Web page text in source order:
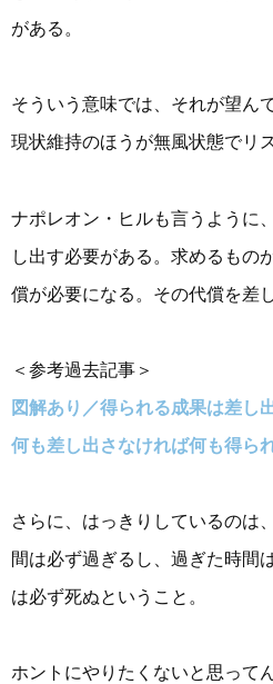
がある。
そういう意味では、それが望ん
現状維持のほうが無風状態でリ
ナポレオン・ヒルも言うように
し出す必要がある。求めるもの
償が必要になる。その代償を差
＜参考過去記事＞
図解あり／得られる成果は差し
何も差し出さなければ何も得ら
さらに、はっきりしているのは
間は必ず過ぎるし、過ぎた時間
は必ず死ぬということ。
ホントにやりたくないと思って